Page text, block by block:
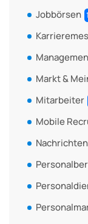
Jobbörsen
Markt &
Mitarbeiter
Mobile
Nachrichten